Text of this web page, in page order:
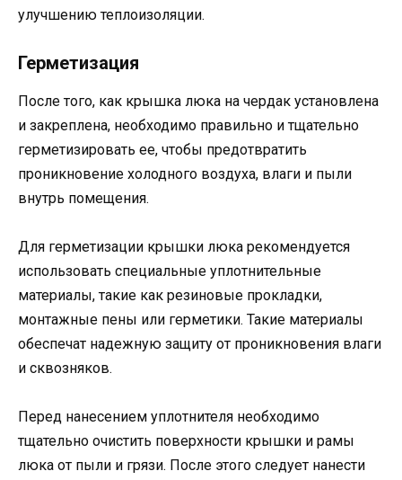
улучшению теплоизоляции.
Герметизация
После того, как крышка люка на чердак установлена
и закреплена, необходимо правильно и тщательно
герметизировать ее, чтобы предотвратить
проникновение холодного воздуха, влаги и пыли
внутрь помещения.
Для герметизации крышки люка рекомендуется
использовать специальные уплотнительные
материалы, такие как резиновые прокладки,
монтажные пены или герметики. Такие материалы
обеспечат надежную защиту от проникновения влаги
и сквозняков.
Перед нанесением уплотнителя необходимо
тщательно очистить поверхности крышки и рамы
люка от пыли и грязи. После этого следует нанести